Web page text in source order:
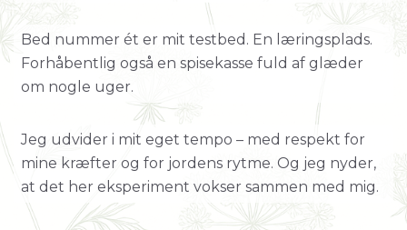
Bed nummer ét er mit testbed. En læringsplads.
Forhåbentlig også en spisekasse fuld af glæder
om nogle uger.
Jeg udvider i mit eget tempo – med respekt for
mine kræfter og for jordens rytme. Og jeg nyder,
at det her eksperiment vokser sammen med mig.